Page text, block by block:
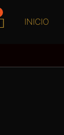
INICIO